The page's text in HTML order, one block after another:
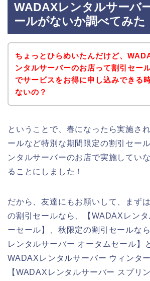
WADAXレンタルサーバ
ールがないか調べてみた
ちょっとひらめいたんだけど、
ンタルサーバーのお店って割引セー
でサービスをお得に申し込みできる
ないの？
ということで、春になったら実施さ
ールなど特別な期間限定の割引セー
ンタルサーバーのお店で実施してい
ることにしました！
だから、友達にもお願いして、まず
の割引セールなら、【WADAXレン
ーセール】、秋限定の割引セールな
レンタルサーバー オータムセール】
WADAXレンタルサーバー ウィンター
【WADAXレンタルサーバー スプリ